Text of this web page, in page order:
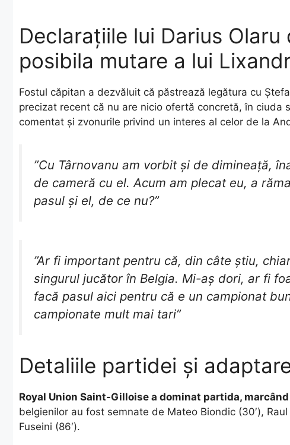
Declarațiile lui Darius Olaru
posibila mutare a lui
​Fostul căpitan a dezvăluit că păstrează legătura cu
precizat recent că nu are nicio ofertă concretă, în ciuda
comentat și zvonurile privind un interes al celor de la
​”Cu Târnovanu am vorbit și de dimineață,
de cameră cu el. Acum am plecat eu, a
pasul și el, de ce nu?”
​”Ar fi important pentru că, din câte știu,
singurul jucător în Belgia. Mi-aș dori, ar fi
facă pasul aici pentru că e un campionat
campionate mult mai tari”
Detaliile partidei și
Royal Union Saint-Gilloise a dominat partida,
belgienilor au fost semnate de Mateo Biondic (30′),
Fuseini (86′).